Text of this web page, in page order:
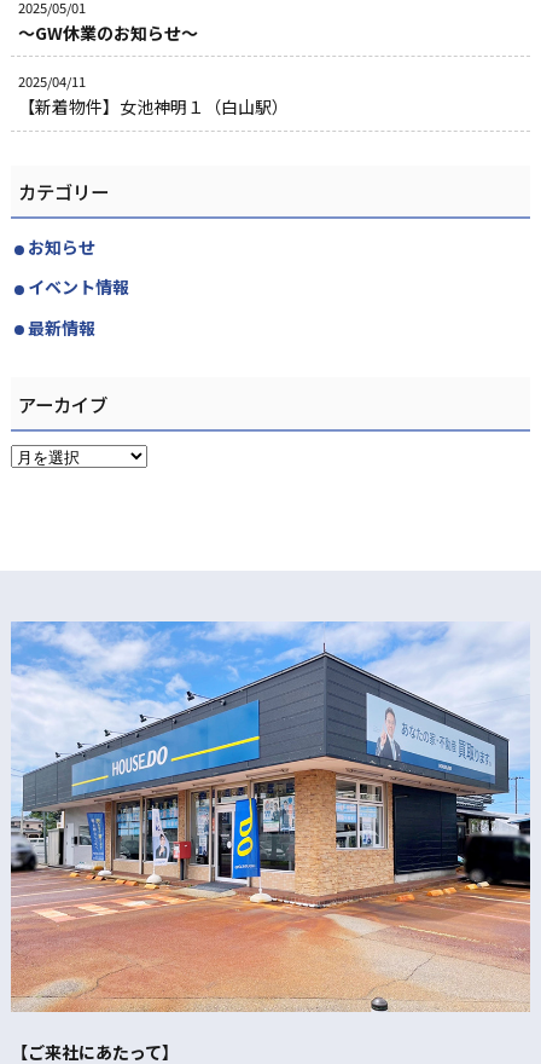
2025/05/01
～GW休業のお知らせ～
2025/04/11
【新着物件】女池神明１（白山駅）
カテゴリー
お知らせ
イベント情報
最新情報
アーカイブ
【ご来社にあたって】